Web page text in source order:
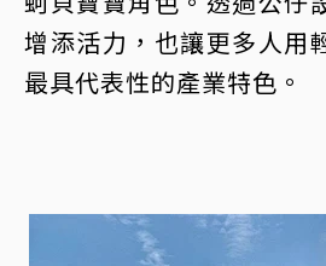
增添活力，也讓更多人用
最具代表性的產業特色。